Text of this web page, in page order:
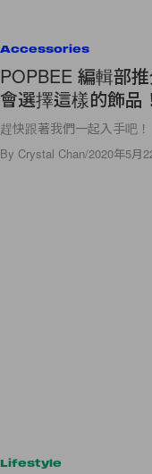
Accessories
POPBEE 編輯部
會選擇這樣的飾品
趕快跟著我們一起入手吧！
By Crystal Chan/2020年5月
Lifestyle